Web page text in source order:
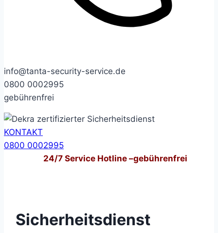
info@tanta-security-service.de
0800 0002995
gebührenfrei
KONTAKT
0800 0002995
24/7Service Hotline –gebührenfrei
Sicherheitsdienst